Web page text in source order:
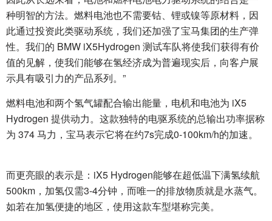
种明智的方法。燃料电池也不需要钴、锂或镍等原材料，因
此通过投资此类驱动系统，我们还加强了宝马集团的生产弹
性。我们的 BMW iX5Hydrogen 测试车队将使我们获得有价
值的见解，使我们能够在氢经济成为普遍现实后，向客户展
示具有吸引力的产品系列。”
燃料电池和两个氢气罐配合输出能量，电机和电池为 iX5
Hydrogen 提供动力。这款独特的电驱系统的总输出功率据称
为 374 马力，宝马表示它将在约7s完成0-100km/h的加速。
而更亮眼的表示是：iX5 Hydrogen能够在超低温下满氢续航
500km，加氢仅需3-4分钟，而唯一的排放物质就是水蒸气。
如若在加氢便捷的地区，使用这款车型堪称完美。